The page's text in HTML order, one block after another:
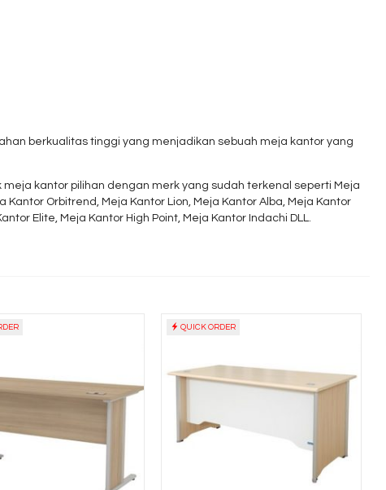
berkualitas tinggi yang menjadikan sebuah meja kantor yang
kantor pilihan dengan merk yang sudah terkenal seperti Meja
Kantor Orbitrend, Meja Kantor Lion, Meja Kantor Alba, Meja Kantor
Elite, Meja Kantor High Point, Meja Kantor Indachi DLL.
QUICK ORDER